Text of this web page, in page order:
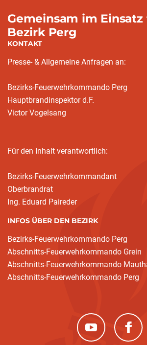
Gemeinsam im
Bezirk Perg
KONTAKT
Presse- & Allgemeine Anfragen an:
Bezirks-Feuerwehrkommando Perg
Hauptbrandinspektor d.F.
Victor Vogelsang
Für den Inhalt verantwortlich:
Bezirks-Feuerwehrkommandant
Oberbrandrat
Ing. Eduard Paireder
INFOS ÜBER DEN BEZIRK
Bezirks-Feuerwehrkommando Perg
Abschnitts-Feuerwehrkommando Grein
Abschnitts-Feuerwehrkommando
Abschnitts-Feuerwehrkommando Perg
(neues Fenster)